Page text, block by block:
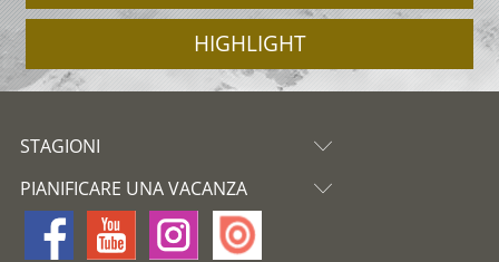
HIGHLIGHT
STAGIONI
PIANIFICARE UNA VACANZA